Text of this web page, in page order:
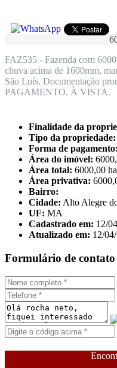
FAZ535 - Fazenda com
chuva acima de 1600mm,
São Luís. Documentação
PAGAMENTO. À VISTA.
Finalidade da
Tipo da propriedade:
Forma de pagamento:
Área do imóvel:
Área total: 6000,00 ha
Área privativa:
Bairro:
Cidade: Alto Alegre
UF: MA
Cadastrado em: 12/
Atualizado em: 12/
Formulário de contato